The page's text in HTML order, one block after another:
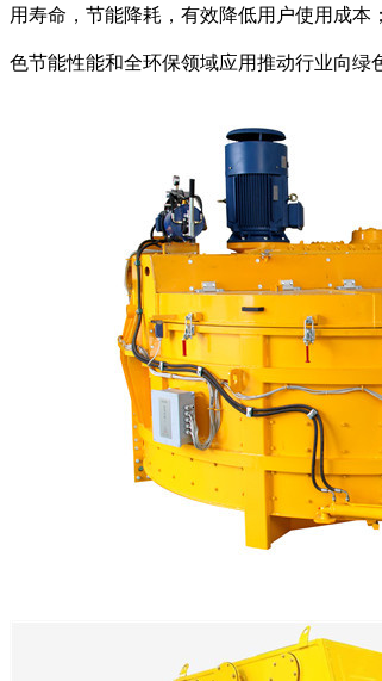
用寿命，节能降耗，有效降低用户使用成
色节能性能和全环保领域应用推动行业向绿